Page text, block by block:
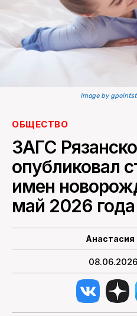
Image by
ОБЩЕСТВО
ЗАГС
опубликовал
имен
май 2026 года